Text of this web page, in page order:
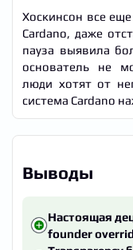
Хоскинсон все
Cardano, даже
пауза выявила
основатель не
люди хотят от
система Cardano
Выводы
Настоящая
founder